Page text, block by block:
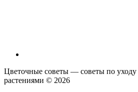
Цветочные советы — советы по
растениями © 2026